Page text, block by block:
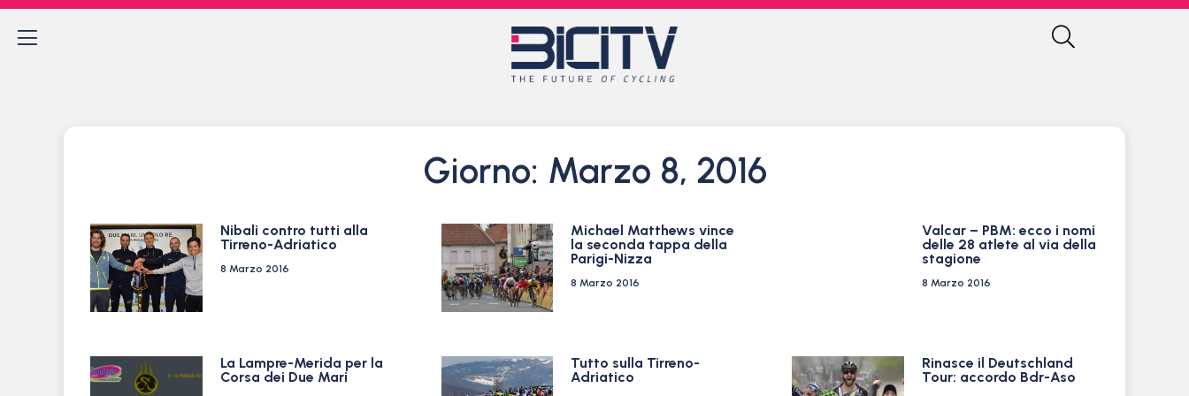
Giorno: Marzo 8, 2016
Nibali contro tutti alla
Tirreno-Adriatico
8 Marzo 2016
Michael Matthews vince
la seconda tappa della
Parigi-Nizza
8 Marzo 2016
Valcar – PBM: ecco i nomi
delle 28 atlete al via della
stagione
8 Marzo 2016
La Lampre-Merida per la
Corsa dei Due Mari
Tutto sulla Tirreno-
Adriatico
Rinasce il Deutschland
Tour: accordo Bdr-Aso